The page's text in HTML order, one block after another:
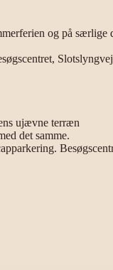
og på særlige
ujævne terræn
det samme.